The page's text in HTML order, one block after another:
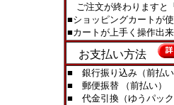
ご注文が終わりますと
■ショッピングカートが
■カートが上手く操作出
お支払い方法
■ 銀行振り込み（前払い
■ 郵便振替 （前払い）
■ 代金引換（ゆうパック